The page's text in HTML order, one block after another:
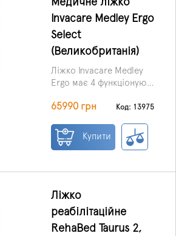
Invacare Medley Ergo
Select
(Великобританія)
Ліжко Invacare Medley
Ergo має 4 функціонуючі
регулювання положення
ножного відділу.
65990 грн Код: 13975
Купити
Ліжко
реабілітаційне
RehaBed Taurus 2,